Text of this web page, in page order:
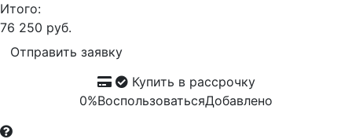
Итого:
76 250 руб.
Отправить заявку
Купить в рассрочку
0%ВоспользоватьсяДобавлено